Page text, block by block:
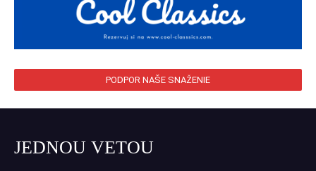
PODPOR NAŠE SNAŽENIE
JEDNOU VETOU